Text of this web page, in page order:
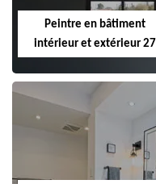
Peintre en bâtiment
intérieur et extérieur 27